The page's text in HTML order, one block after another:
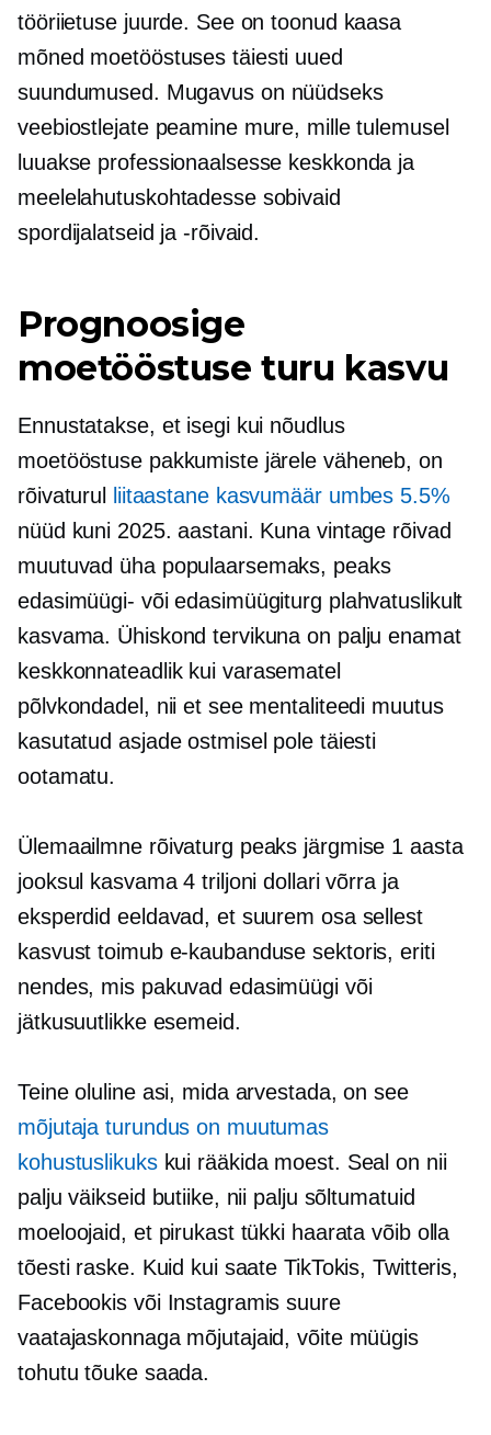
tööriietuse juurde. See on toonud kaasa
mõned moetööstuses täiesti uued
suundumused. Mugavus on nüüdseks
veebiostlejate peamine mure, mille tulemusel
luuakse professionaalsesse keskkonda ja
meelelahutuskohtadesse sobivaid
spordijalatseid ja -rõivaid.
Prognoosige
moetööstuse turu kasvu
Ennustatakse, et isegi kui nõudlus
moetööstuse pakkumiste järele väheneb, on
rõivaturul
liitaastane kasvumäär umbes 5.5%
nüüd kuni 2025. aastani. Kuna vintage rõivad
muutuvad üha populaarsemaks, peaks
edasimüügi- või edasimüügiturg plahvatuslikult
kasvama. Ühiskond tervikuna on palju enamat
keskkonnateadlikkui varasematel
põlvkondadel, nii et see mentaliteedi muutus
kasutatud asjade ostmisel pole täiesti
ootamatu.
Ülemaailmne rõivaturg peaks järgmise 1 aasta
jooksul kasvama 4 triljoni dollari võrra ja
eksperdid eeldavad, et suurem osa sellest
kasvust toimub e-kaubanduse sektoris, eriti
nendes, mis pakuvad edasimüügi või
jätkusuutlikke esemeid.
Teine oluline asi, mida arvestada, on see
mõjutaja turundus on muutumas
kohustuslikukskui rääkida moest. Seal on nii
palju väikseid butiike, nii palju sõltumatuid
moeloojaid, et pirukast tükki haarata võib olla
tõesti raske. Kuid kui saate TikTokis, Twitteris,
Facebookis või Instagramis suure
vaatajaskonnaga mõjutajaid, võite müügis
tohutu tõuke saada.